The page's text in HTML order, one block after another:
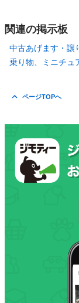
関連の掲示板
中古あげます・譲
乗り物、ミニチュ
ページTOPへ